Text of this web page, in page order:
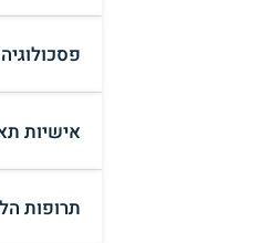
פסכולוגיה
אישיות
תרופות